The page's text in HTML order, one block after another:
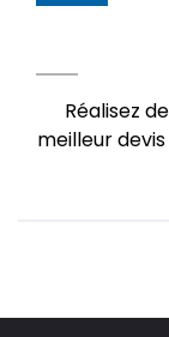
Réalisez
meilleur